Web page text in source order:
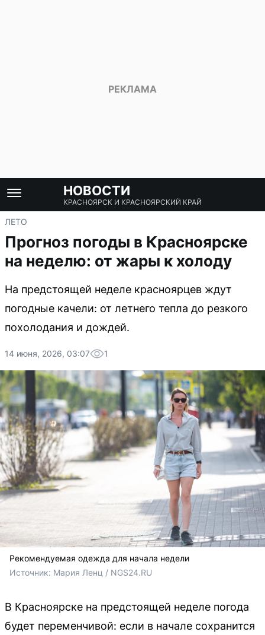
НОВОСТИ
КРАСНОЯРСК И КРАСНОЯРСКИЙ КРАЙ
ЛЕТО
Прогноз погоды в Красноярске
на неделю: от жары к холоду
На предстоящей неделе красноярцев ждут
погодные качели: от летнего тепла до резкого
похолодания и дождей.
14 июня, 2026, 03:07 1
Рекомендуемая одежда для начала недели
Источник: Мария Ленц / NGS24.RU
В Красноярске на предстоящей неделе погода
будет переменчивой: если в начале сохранится